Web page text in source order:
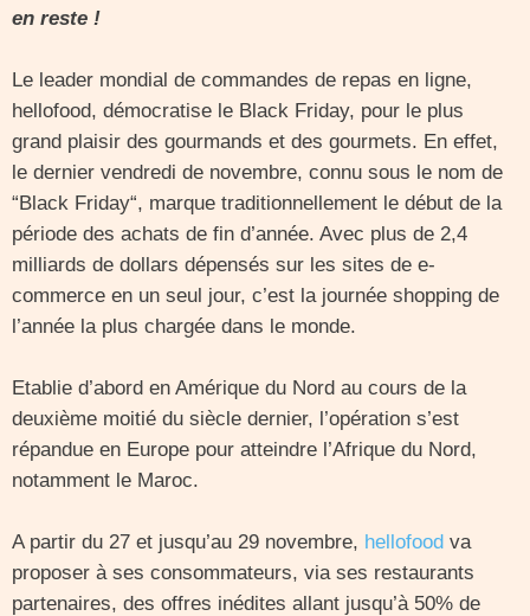
en reste !
Le leader mondial de commandes de repas en ligne,
hellofood, démocratise le Black Friday, pour le plus
grand plaisir des gourmands et des gourmets. En effet,
le dernier vendredi de novembre, connu sous le nom de
“Black Friday“, marque traditionnellement le début de la
période des achats de fin d’année. Avec plus de 2,4
milliards de dollars dépensés sur les sites de e-
commerce en un seul jour, c’est la journée shopping de
l’année la plus chargée dans le monde.
Etablie d’abord en Amérique du Nord au cours de la
deuxième moitié du siècle dernier, l’opération s’est
répandue en Europe pour atteindre l’Afrique du Nord,
notamment le Maroc.
A partir du 27 et jusqu’au 29 novembre, hellofood va
proposer à ses consommateurs, via ses restaurants
partenaires, des offres inédites allant jusqu’à 50% de